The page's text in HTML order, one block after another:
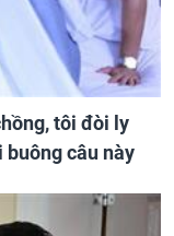
tôi đòi ly
buông câu này